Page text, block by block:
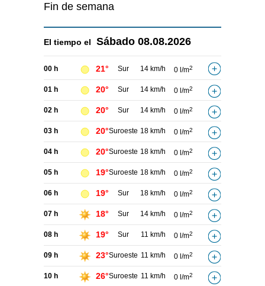
Fin de semana
El tiempo el Sábado 08.08.2026
00 h 21° Sur 14 km/h 0 l/m2
01 h 20° Sur 14 km/h 0 l/m2
02 h 20° Sur 14 km/h 0 l/m2
03 h 20°Suroeste 18 km/h 0 l/m2
04 h 20°Suroeste 18 km/h 0 l/m2
05 h 19°Suroeste 18 km/h 0 l/m2
06 h 19° Sur 18 km/h 0 l/m2
07 h 18° Sur 14 km/h 0 l/m2
08 h 19° Sur 11 km/h 0 l/m2
09 h 23°Suroeste 11 km/h 0 l/m2
10 h 26°Suroeste 11 km/h 0 l/m2